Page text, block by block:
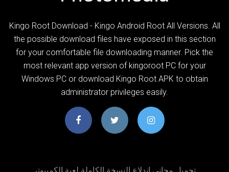
Kingo Root Download - Kingo Android Root All Versions. All
the possible download files have exposed in this section
for your comfortable file downloading manner. Pick the
most relevant app version of kingoroot PC for your
Windows PC or download Kingo Root APK to obtain
administrator privileges easily.